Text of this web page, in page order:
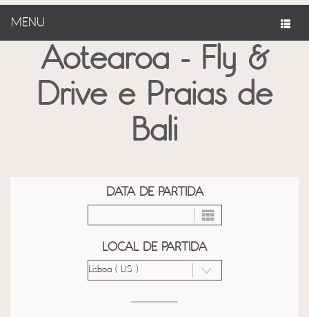
MENU
Aotearoa - Fly &
Drive e Praias de
Bali
DATA DE PARTIDA
LOCAL DE PARTIDA